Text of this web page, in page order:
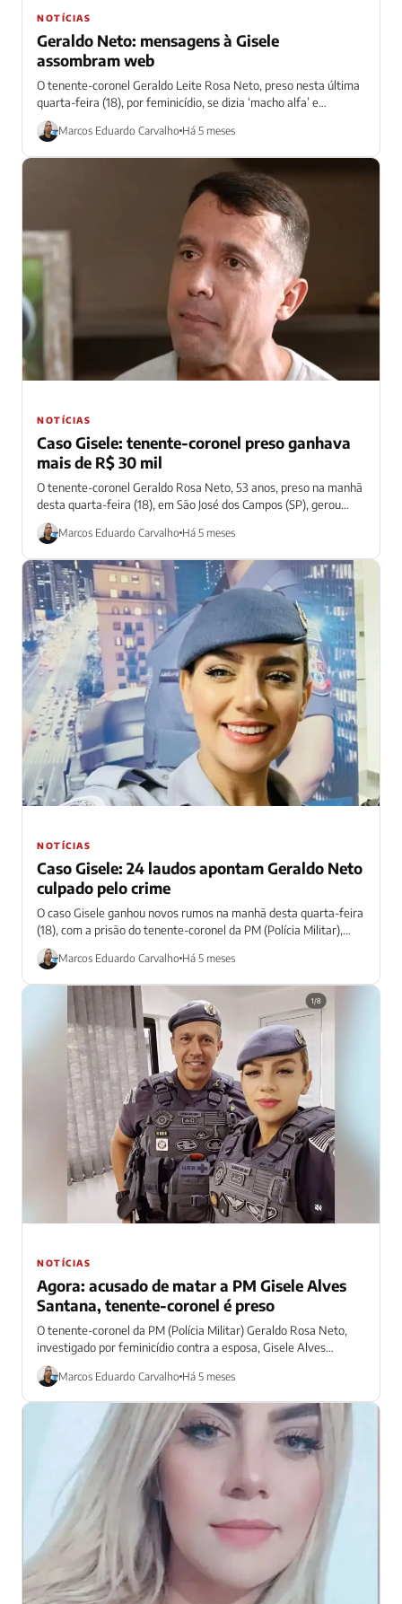
NOTÍCIAS
Geraldo Neto: mensagens à Gisele
assombram web
O tenente-coronel Geraldo Leite Rosa Neto, preso nesta última
quarta-feira (18), por feminicídio, se dizia ‘macho alfa’ e
soberado’ em relação à...
Marcos Eduardo Carvalho Há 5 meses
NOTÍCIAS
Caso Gisele: tenente-coronel preso ganhava
mais de R$ 30 mil
O tenente-coronel Geraldo Rosa Neto, 53 anos, preso na manhã
desta quarta-feira (18), em São José dos Campos (SP), gerou
muita repercussão...
Marcos Eduardo Carvalho Há 5 meses
NOTÍCIAS
Caso Gisele: 24 laudos apontam Geraldo Neto
culpado pelo crime
O caso Gisele ganhou novos rumos na manhã desta quarta-feira
(18), com a prisão do tenente-coronel da PM (Polícia Militar),
Geraldo Rosa...
Marcos Eduardo Carvalho Há 5 meses
NOTÍCIAS
Agora: acusado de matar a PM Gisele Alves
Santana, tenente-coronel é preso
O tenente-coronel da PM (Polícia Militar) Geraldo Rosa Neto,
investigado por feminicídio contra a esposa, Gisele Alves
Santana, foi preso na manhã...
Marcos Eduardo Carvalho Há 5 meses